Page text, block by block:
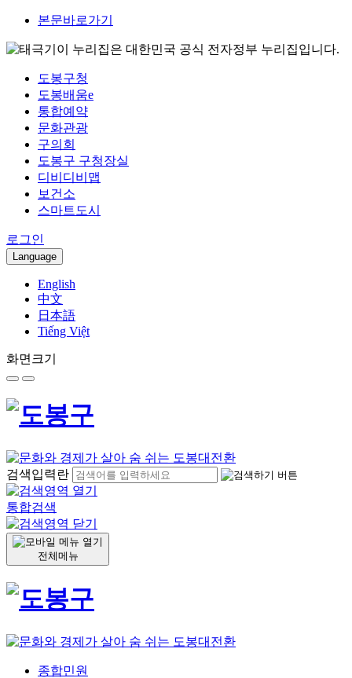
본문바로가기
이 누리집은 대한민국 공식 전자정부 누리집입니다.
도봉구청
도봉배움e
통합예약
문화관광
구의회
도봉구 구청장실
디비디비맵
보건소
스마트도시
로그인
Language
English
中文
日本語
Tiếng Việt
화면크기
검색입력란
통합검색
전체메뉴
종합민원